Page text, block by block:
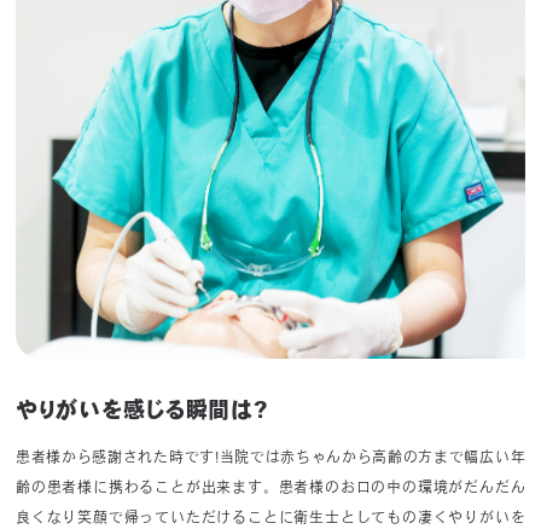
やりがいを感じる瞬間は?
患者様から感謝された時です!当院では赤ちゃんから高齢の方まで幅広い年
齢の患者様に携わることが出来ます。患者様のお口の中の環境がだんだん
良くなり笑顔で帰っていただけることに衛生士としてもの凄くやりがいを